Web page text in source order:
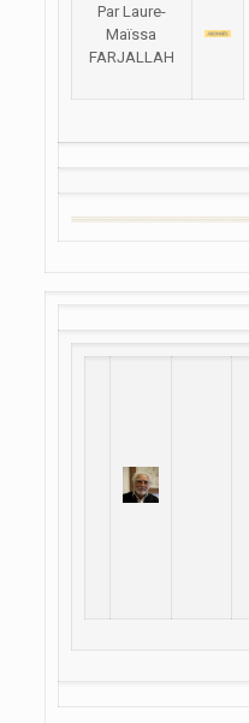
Par Laure-
Maïssa
FARJALLAH